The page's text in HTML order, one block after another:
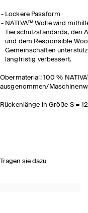
Lockere Passform
NATIVA™ Wolle wird
Tierschutzstandards, den
und dem Responsible
Gemeinschaften
langfristig verbessert.
Obermaterial: 100 %
ausgenommen/
Rückenlänge in Größe S =
Tragen sie dazu